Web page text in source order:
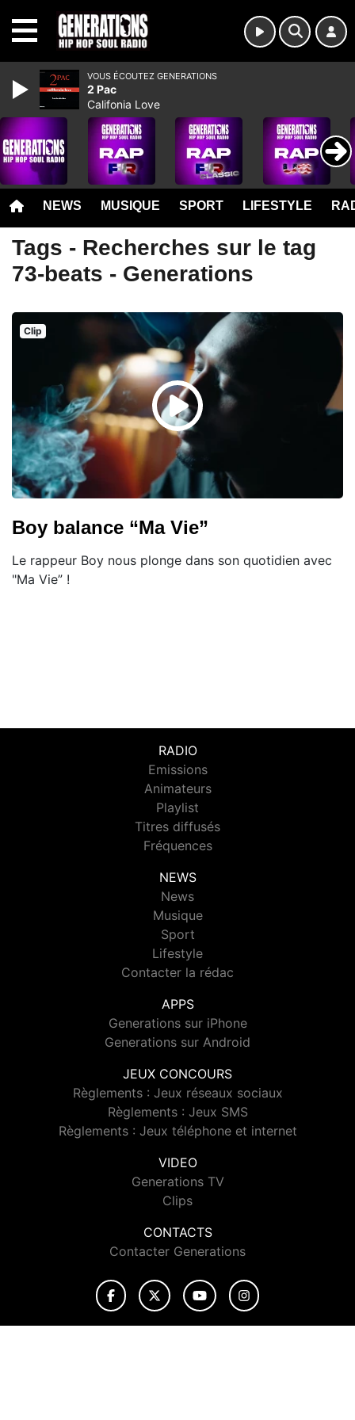
NEWS MUSIQUE SPORT LIFESTYLE
Tags - Recherches sur le tag
73-beats - Generations
Clip
Boy balance “Ma Vie”
Le rappeur Boy nous plonge dans son quotidien avec
"Ma Vie” !
RADIO
Emissions
Animateurs
Playlist
Titres diffusés
Fréquences
NEWS
News
Musique
Sport
Lifestyle
Contacter la rédac
APPS
Generations sur iPhone
Generations sur Android
JEUX CONCOURS
Règlements : Jeux réseaux sociaux
Règlements : Jeux SMS
Règlements : Jeux téléphone et internet
VIDEO
Generations TV
Clips
CONTACTS
Contacter Generations
VOUS ÉCOUTEZ GENERATIONS
2 Pac
Califonia Love